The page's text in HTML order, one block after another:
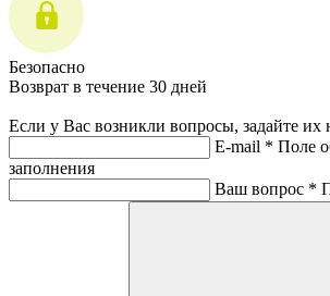
Безопасно
Возврат в течение 30 дней
Если у Вас возникли вопросы, задайте их
E-mail * Поле
заполнения
Ваш вопрос *